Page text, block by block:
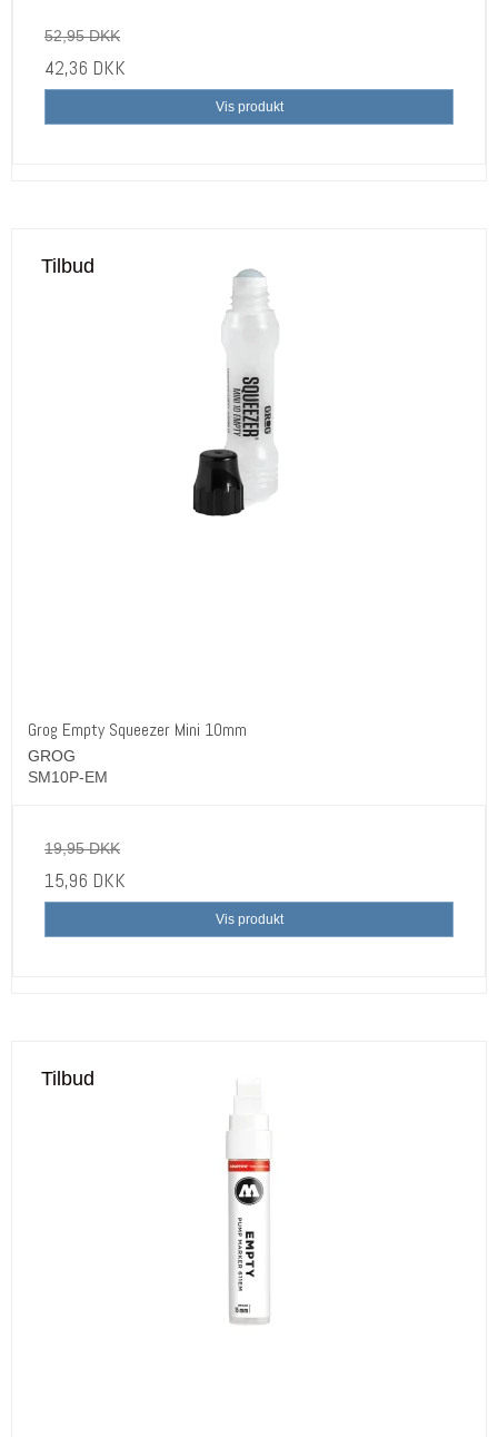
52,95 DKK
42,36 DKK
Vis produkt
Tilbud
Grog Empty Squeezer Mini 10mm
GROG
SM10P-EM
19,95 DKK
15,96 DKK
Vis produkt
Tilbud